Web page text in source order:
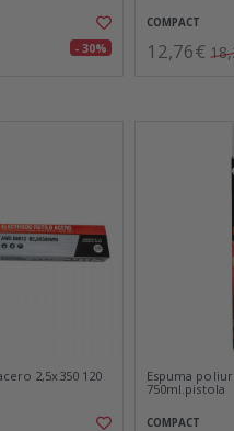
- 30%
COMPACT
12,76€
2,5x350 120
Espuma
750ml.pistola
COMPACT